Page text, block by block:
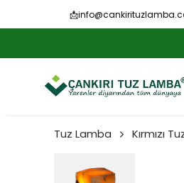
📩
Tuz Lamba Kırmızı